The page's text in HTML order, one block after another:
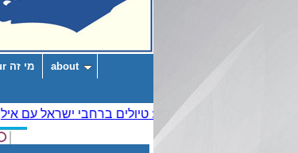
מי זה mytour about